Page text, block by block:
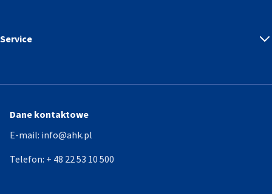
Service
Dane kontaktowe
E-mail: info@ahk.pl
Telefon: + 48 22 53 10 500